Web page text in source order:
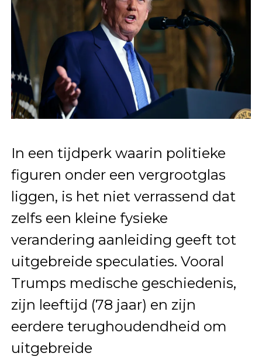
In een tijdperk waarin politieke
figuren onder een vergrootglas
liggen, is het niet verrassend dat
zelfs een kleine fysieke
verandering aanleiding geeft tot
uitgebreide speculaties. Vooral
Trumps medische geschiedenis,
zijn leeftijd (78 jaar) en zijn
eerdere terughoudendheid om
uitgebreide